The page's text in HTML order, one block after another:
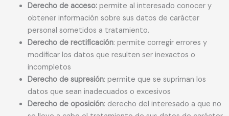
Derecho de acceso:permite al interesado conocer y
obtener información sobre sus datos de carácter
personal sometidos a tratamiento.
Derecho de rectificación: permite corregir errores y
modificar los datos que resulten ser inexactos o
incompletos
Derecho de supresión: permite que se supriman los
datos que sean inadecuados o excesivos
Derecho de oposición: derecho del interesado a que no